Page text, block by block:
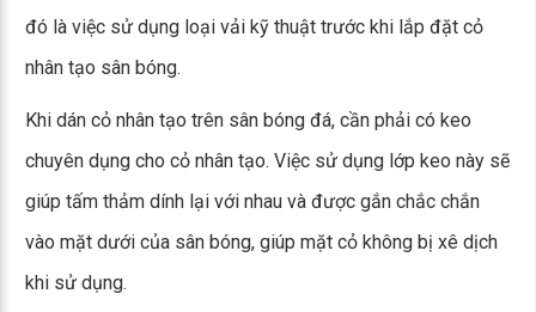
đó là việc sử dụng loại vải kỹ thuật trước khi lắp đặt cỏ
nhân tạo sân bóng.
Khi dán cỏ nhân tạo trên sân bóng đá, cần phải có keo
chuyên dụng cho cỏ nhân tạo. Việc sử dụng lớp keo này sẽ
giúp tấm thảm dính lại với nhau và được gắn chắc chắn
vào mặt dưới của sân bóng, giúp mặt cỏ không bị xê dịch
khi sử dụng.